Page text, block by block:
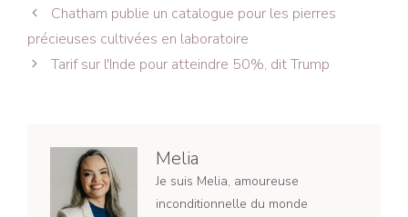
Navigation
des
articles
Chatham publie un catalogue pour les pierres
précieuses cultivées en laboratoire
Tarif sur l'Inde pour atteindre 50%, dit Trump
Melia
Je suis Melia, amoureuse
inconditionnelle du monde